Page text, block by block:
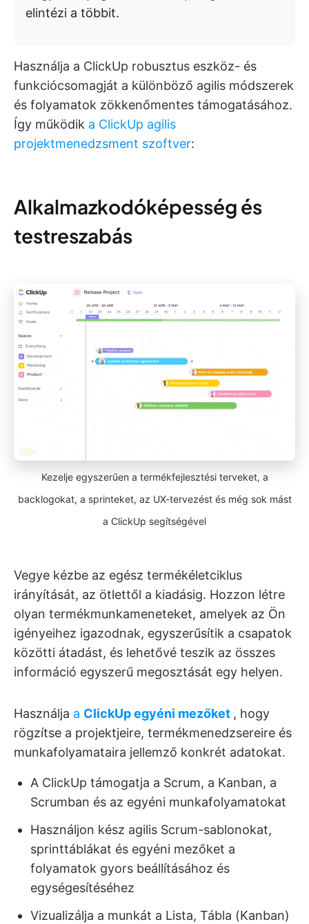
elintézi a többit.
Használja a ClickUp robusztus eszköz- és
funkciócsomagját a különböző agilis módszerek
és folyamatok zökkenőmentes támogatásához.
Így működik a ClickUp agilis
projektmenedzsment szoftver:
Alkalmazkodóképesség és
testreszabás
Kezelje egyszerűen a termékfejlesztési terveket, a
backlogokat, a sprinteket, az UX-tervezést és még sok mást
a ClickUp segítségével
Vegye kézbe az egész termékéletciklus
irányítását, az ötlettől a kiadásig. Hozzon létre
olyan termékmunkameneteket, amelyek az Ön
igényeihez igazodnak, egyszerűsítik a csapatok
közötti átadást, és lehetővé teszik az összes
információ egyszerű megosztását egy helyen.
Használja a ClickUp egyéni mezőket , hogy
rögzítse a projektjeire, termékmenedzsereire és
munkafolyamataira jellemző konkrét adatokat.
A ClickUp támogatja a Scrum, a Kanban, a
Scrumban és az egyéni munkafolyamatokat
Használjon kész agilis Scrum-sablonokat,
sprinttáblákat és egyéni mezőket a
folyamatok gyors beállításához és
egységesítéséhez
Vizualizálja a munkát a Lista, Tábla (Kanban)